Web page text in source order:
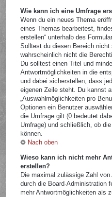
Wie kann ich eine Umfrage
Wenn du ein neues Thema
eines Themas bearbeitest,
erstellen“ unterhalb des
Solltest du diesen Bereich
wahrscheinlich nicht die
Du solltest einen Titel und
Antwortmöglichkeiten in die
und dabei sicherstellen, dass
eigenen Zeile steht. Du kannst
„Auswahlmöglichkeiten pro
Optionen ein Benutzer
die Umfrage gilt (0 bedeutet
Umfrage) und schließlich, ob
können.
Nach oben
Wieso kann ich nicht mehr
erstellen?
Die maximal zulässige Zahl
durch die Board-Administration
mehr Antwortmöglichkeiten als